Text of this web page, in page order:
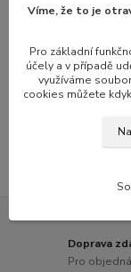
279 Kč/ks
Doprava
Pro
Víme, že to je
Pro základní
účely a v případě
využíváme
cookies můžete